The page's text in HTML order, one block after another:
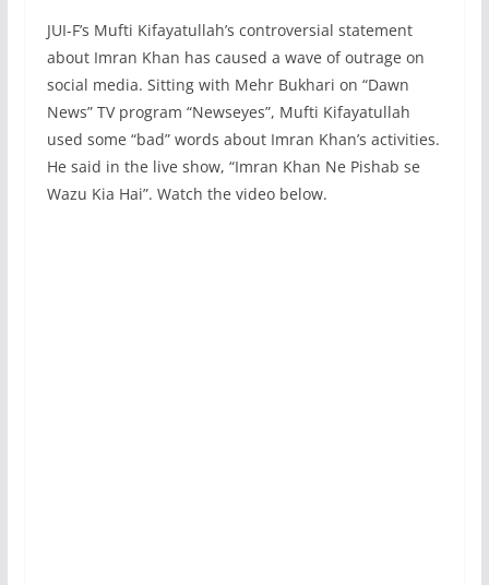
JUI-F’s Mufti Kifayatullah’s controversial statement
about Imran Khan has caused a wave of outrage on
social media. Sitting with Mehr Bukhari on “Dawn
News” TV program “Newseyes”, Mufti Kifayatullah
used some “bad” words about Imran Khan’s activities.
He said in the live show, “Imran Khan Ne Pishab se
Wazu Kia Hai”. Watch the video below.